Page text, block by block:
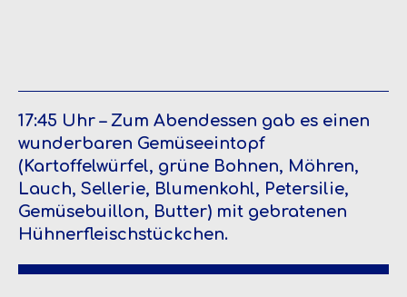
17:45 Uhr – Zum Abendessen gab es einen
wunderbaren Gemüseeintopf
(Kartoffelwürfel, grüne Bohnen, Möhren,
Lauch, Sellerie, Blumenkohl, Petersilie,
Gemüsebuillon, Butter) mit gebratenen
Hühnerfleischstückchen.